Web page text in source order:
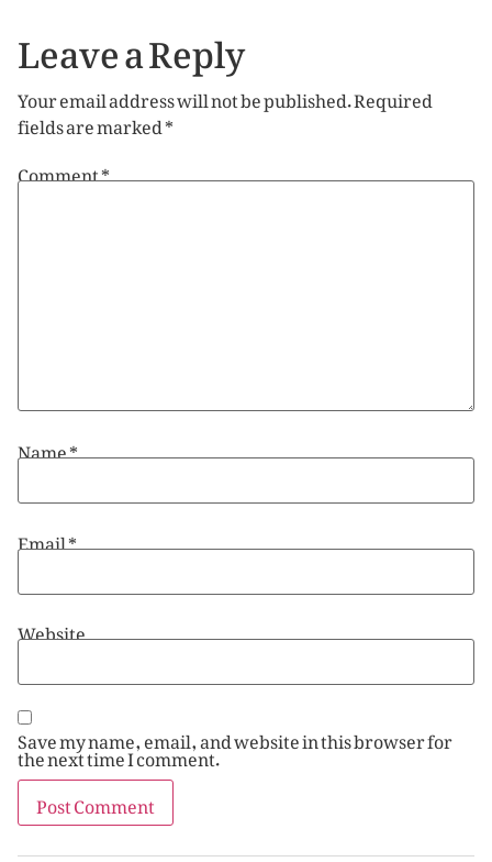
Leave a Reply
Your email address will not be published.Required
fields are marked*
Comment*
Name*
Email*
Website
Save my name, email, and website in this browser for
the next time I comment.